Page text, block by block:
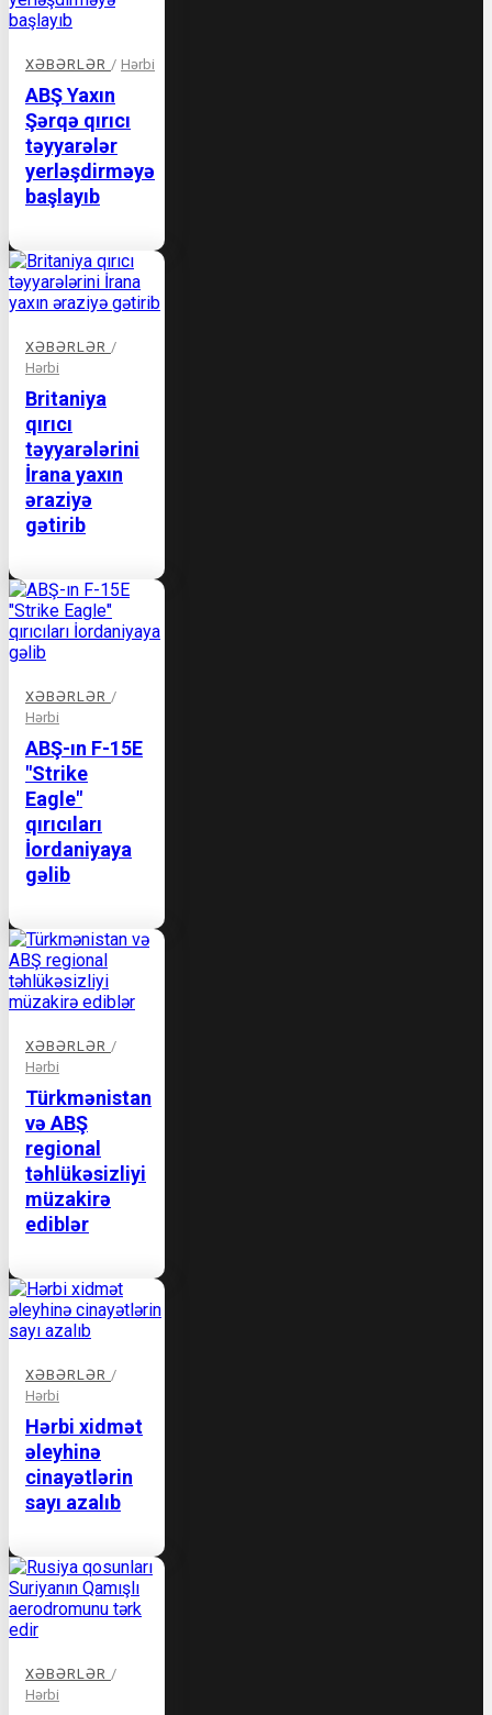
XƏBƏRLƏR / Hərbi
ABŞ Yaxın
Şərqə qırıcı
təyyarələr
yerləşdirməyə
başlayıb
XƏBƏRLƏR /
Hərbi
Britaniya
qırıcı
təyyarələrini
İrana yaxın
əraziyə
gətirib
XƏBƏRLƏR /
Hərbi
ABŞ-ın F-15E
"Strike
Eagle"
qırıcıları
İordaniyaya
gəlib
XƏBƏRLƏR /
Hərbi
Türkmənistan
və ABŞ
regional
təhlükəsizliyi
müzakirə
ediblər
XƏBƏRLƏR /
Hərbi
Hərbi xidmət
əleyhinə
cinayətlərin
sayı azalıb
XƏBƏRLƏR /
Hərbi